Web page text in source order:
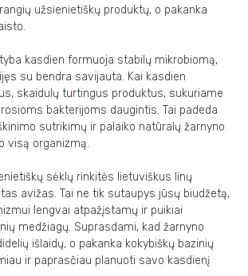
užsienietiškų produktų, o pakanka
kasdien formuoja stabilų mikrobiomą,
su bendra savijauta. Kai kasdien
skaidulų turtingus produktus, sukuriame
bakterijoms daugintis. Tai padeda
sutrikimų ir palaiko natūralų žarnyno
visą organizmą.
sėklų rinkitės lietuviškus linų
avižas. Tai ne tik sutaupys jūsų biudžetą,
lengvai atpažįstamų ir puikiai
medžiagų. Suprasdami, kad žarnyno
išlaidų, o pakanka kokybiškų bazinių
ir paprasčiau planuoti savo kasdienį